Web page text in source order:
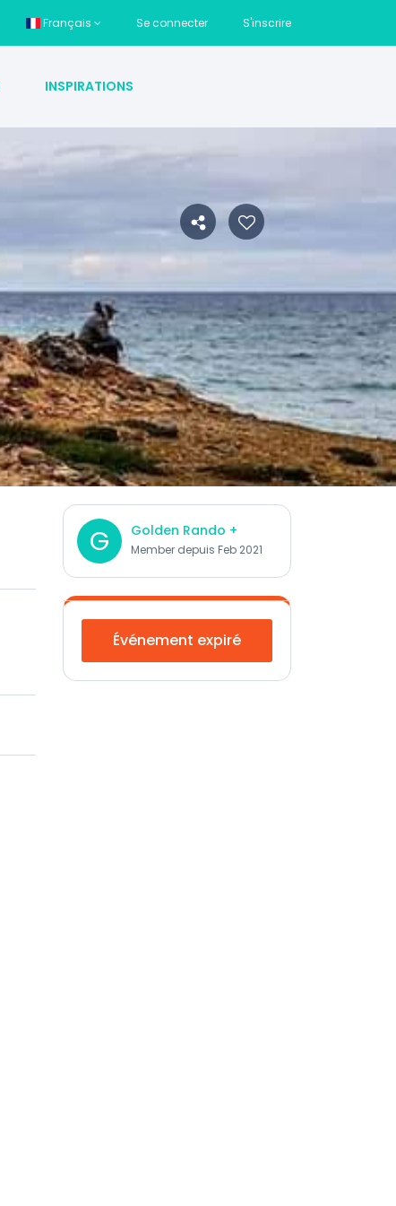
Français Se connecter S'inscrire
INSPIRATIONS
G Golden Rando +
Member depuis Feb 2021
Événement expiré